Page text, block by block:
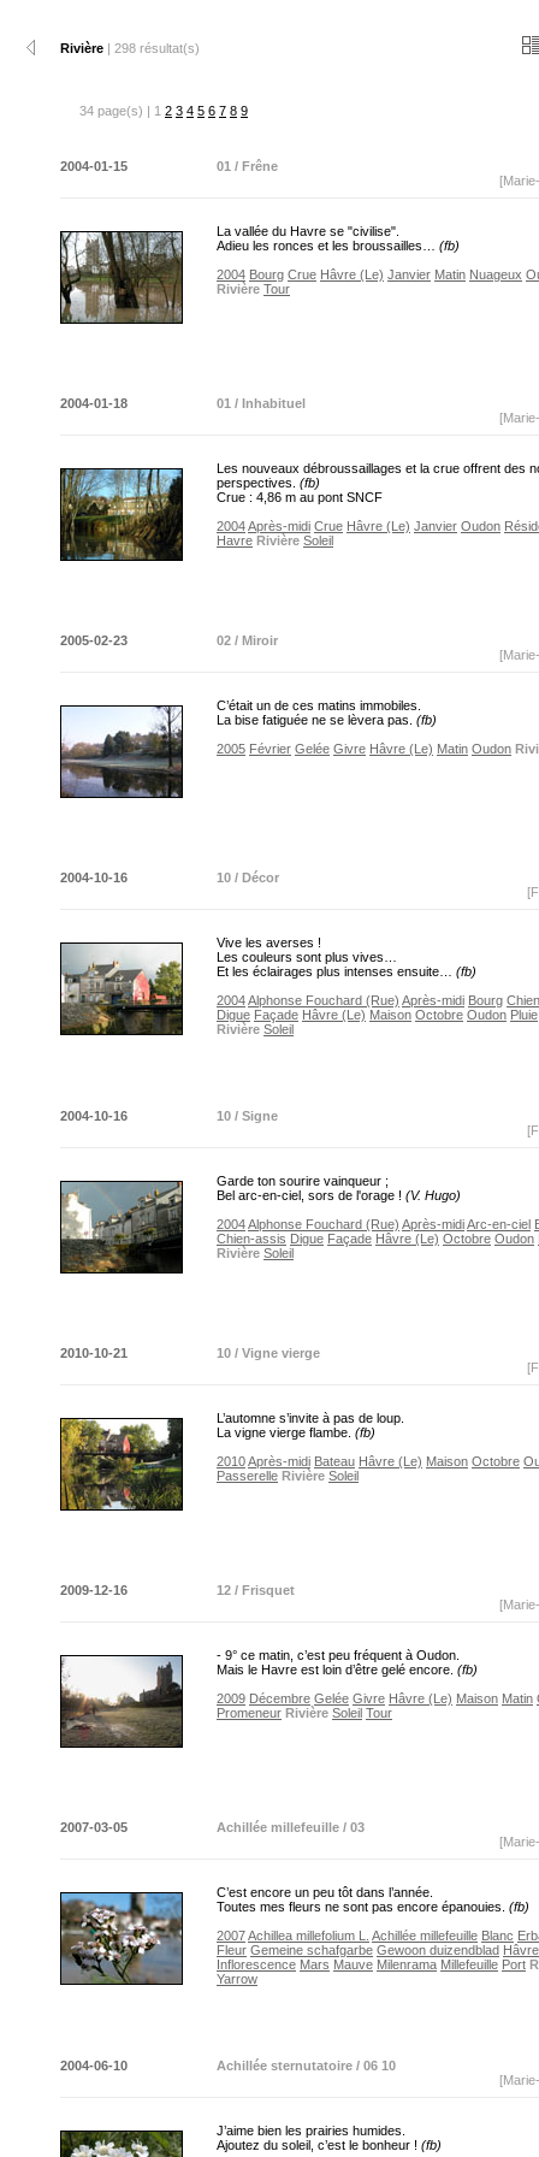
Rivière | 298 résultat(s)
34 page(s) | 1 2 3 4 5 6 7 8 9
2004-01-15
01 / Frêne
La vallée du Havre se "civilise".
Adieu les ronces et les broussailles… (fb)
2004 Bourg Crue Hâvre (Le) Janvier Matin Nuageux
Rivière Tour
2004-01-18
01 / Inhabituel
Les nouveaux débroussaillages et la crue offrent des
perspectives. (fb)
Crue : 4,86 m au pont SNCF
2004Après-midi Crue Hâvre (Le) Janvier Oudon
Havre Rivière Soleil
2005-02-23
02 / Miroir
C’était un de ces matins immobiles.
La bise fatiguée ne se lèvera pas. (fb)
2005 Février Gelée Givre Hâvre (Le) Matin Oudon
2004-10-16
10 / Décor
Vive les averses !
Les couleurs sont plus vives…
Et les éclairages plus intenses ensuite… (fb)
2004Alphonse Fouchard (Rue) Après-midi Bourg
Digue Façade Hâvre (Le) Maison Octobre Oudon Pluie
Rivière Soleil
2004-10-16
10 / Signe
Garde ton sourire vainqueur ;
Bel arc-en-ciel, sors de l'orage ! (V. Hugo)
2004Alphonse Fouchard (Rue) Après-midiArc-en-ciel
Chien-assis Digue Façade Hâvre (Le) Octobre Oudon
Rivière Soleil
2010-10-21
10 / Vigne vierge
L’automne s’invite à pas de loup.
La vigne vierge flambe. (fb)
2010Après-midi Bateau Hâvre (Le) Maison Octobre
Passerelle Rivière Soleil
2009-12-16
12 / Frisquet
- 9° ce matin, c’est peu fréquent à Oudon.
Mais le Havre est loin d’être gelé encore. (fb)
2009 Décembre Gelée Givre Hâvre (Le) Maison Matin
Promeneur Rivière Soleil Tour
2007-03-05
Achillée millefeuille / 03
C’est encore un peu tôt dans l’année.
Toutes mes fleurs ne sont pas encore épanouies. (fb)
2007Achillea millefolium L. Achillée millefeuille Blanc
Fleur Gemeine schafgarbe Gewoon duizendblad
Inflorescence Mars Mauve Milenrama Millefeuille Port
Yarrow
2004-06-10
Achillée sternutatoire / 06 10
J’aime bien les prairies humides.
Ajoutez du soleil, c’est le bonheur ! (fb)